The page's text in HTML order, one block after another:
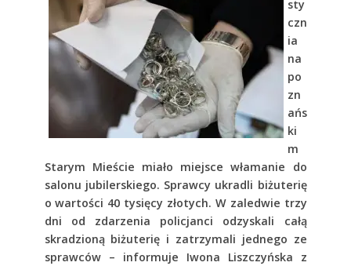
sty
czn
ia
na
po
zn
ańs
ki
m
Starym Mieście miało miejsce włamanie do
salonu jubilerskiego. Sprawcy ukradli biżuterię
o wartości 40 tysięcy złotych. W zaledwie trzy
dni od zdarzenia policjanci odzyskali całą
skradzioną biżuterię i zatrzymali jednego ze
sprawców – informuje Iwona Liszczyńska z